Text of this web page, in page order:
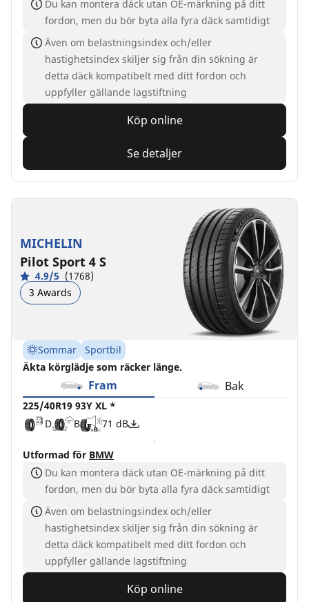
Du kan montera däck utan OE-märkning på ditt
fordon, men du bör byta alla fyra däck samtidigt
Även om belastningsindex och/eller
hastighetsindex skiljer sig från din sökning är
detta däck kompatibelt med ditt fordon och
uppfyller gällande lagstiftning
Köp online
Se detaljer
MICHELIN
Pilot Sport 4 S
4.9/5 (1768)
3 Awards
Sommar
Sportbil
Äkta körglädje som räcker länge.
Fram Bak
225/40R19 93Y XL *
D
B 71 dB
Utformad för BMW
Du kan montera däck utan OE-märkning på ditt
fordon, men du bör byta alla fyra däck samtidigt
Även om belastningsindex och/eller
hastighetsindex skiljer sig från din sökning är
detta däck kompatibelt med ditt fordon och
uppfyller gällande lagstiftning
Köp online